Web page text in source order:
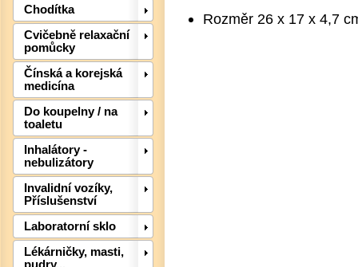
Chodítka
Cvičebně relaxační
pomůcky
Čínská a korejská
medicína
Do koupelny / na
toaletu
Inhalátory -
nebulizátory
Invalidní vozíky,
Příslušenství
Laboratorní sklo
Lékárničky, masti,
Rozměr 26 x 17 x 4,7